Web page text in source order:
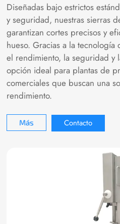
Diseñadas bajo estrictos
y seguridad, nuestras sierras
garantizan cortes precisos y
hueso. Gracias a la
el rendimiento, la seguridad y
opción ideal para plantas de
comerciales que buscan una
rendimiento.
Más Contacto